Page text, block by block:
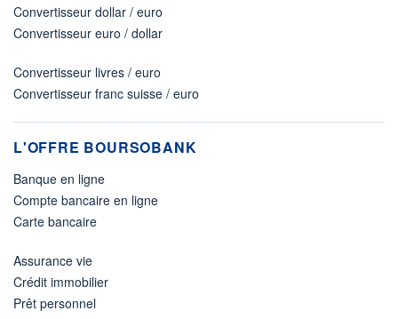
Convertisseur dollar / euro
Convertisseur euro / dollar
Convertisseur livres / euro
Convertisseur franc suisse / euro
L'OFFRE BOURSOBANK
Banque en ligne
Compte bancaire en ligne
Carte bancaire
Assurance vie
Crédit immobilier
Prêt personnel